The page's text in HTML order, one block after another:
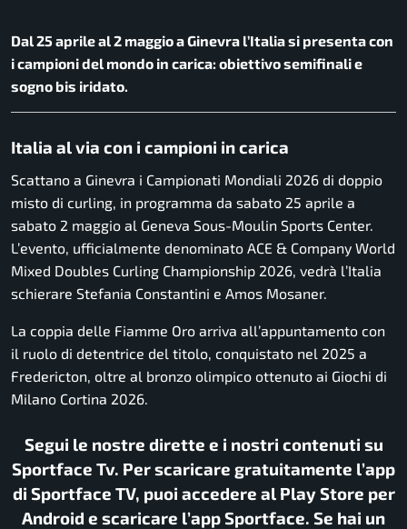
Dal 25 aprile al 2 maggio a Ginevra l’Italia si presenta con
i campioni del mondo in carica: obiettivo semifinali e
sogno bis iridato.
Italia al via con i campioni in carica
Scattano a Ginevra i Campionati Mondiali 2026 di doppio
misto di curling, in programma da sabato 25 aprile a
sabato 2 maggio al Geneva Sous-Moulin Sports Center.
L’evento, ufficialmente denominato ACE & Company World
Mixed Doubles Curling Championship 2026, vedrà l’Italia
schierare Stefania Constantini e Amos Mosaner.
La coppia delle Fiamme Oro arriva all’appuntamento con
il ruolo di detentrice del titolo, conquistato nel 2025 a
Fredericton, oltre al bronzo olimpico ottenuto ai Giochi di
Milano Cortina 2026.
Segui le nostre dirette e i nostri contenuti su
Sportface Tv. Per scaricare gratuitamente l’app
di Sportface TV, puoi accedere al Play Store per
Android e scaricare l’app Sportface. Se hai un